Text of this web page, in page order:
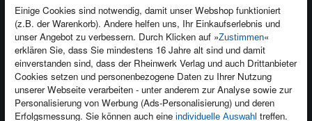
Einige Cookies sind notwendig, damit unser Webshop funktioniert
(z.B. der Warenkorb). Andere helfen uns, Ihr Einkaufserlebnis und
unser Angebot zu verbessern. Durch Klicken auf »Zustimmen«
erklären Sie, dass Sie mindestens 16 Jahre alt sind und damit
einverstanden sind, dass der Rheinwerk Verlag und auch Drittanbieter
Cookies setzen und personenbezogene Daten zu Ihrer Nutzung
unserer Webseite verarbeiten - unter anderem zur Analyse sowie zur
Personalisierung von Werbung (Ads-Personalisierung) und deren
Erfolgsmessung. Sie können auch eine individuelle Auswahl treffen.
Kontakt
Newsletter
Für Unternehmen
Presseservice
Dozentenservice
Produktfeedback
Foreign Rights
Ein Buch schreiben